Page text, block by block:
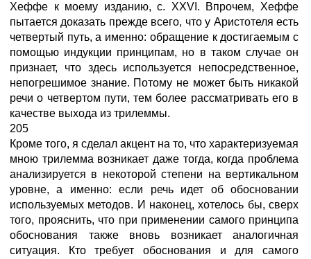
Хеффе к моему изданию, с. XXVI. Впрочем, Хеффе
пытается доказать прежде всего, что у Аристотеля есть
четвертый путь, а именно: обращение к достигаемым с
помощью индукции принципам, но в таком случае он
признает, что здесь используется непосредственное,
непогрешимое знание. Потому не может быть никакой
речи о четвертом пути, тем более рассматривать его в
качестве выхода из трилеммы.
205
Кроме того, я сделал акцент на то, что характеризуемая
мною трилемма возникает даже тогда, когда проблема
анализируется в некоторой степени на вертикальном
уровне, а именно: если речь идет об обосновании
используемых методов. И наконец, хотелось бы, сверх
того, прояснить, что при применении самого принципа
обоснования также вновь возникает аналогичная
ситуация. Кто требует обоснования и для самого